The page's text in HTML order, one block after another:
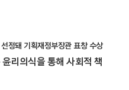
정돼 기획재정부장관 표창 수상
리의식을 통해 사회적 책